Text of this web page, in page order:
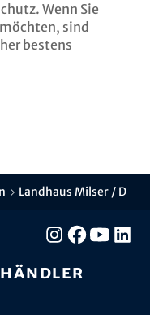
Wenn Sie
sind
bestens
Landhaus Milser / D